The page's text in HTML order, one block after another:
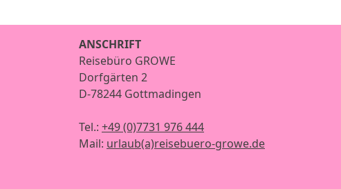
ANSCHRIFT
Reisebüro GROWE
Dorfgärten 2
D-78244 Gottmadingen
Tel.: +49 (0)7731 976 444
Mail: urlaub(a)reisebuero-growe.de